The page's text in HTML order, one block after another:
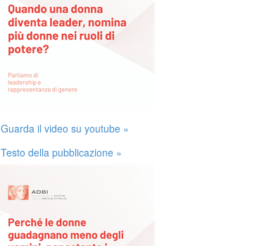
Guarda il video su youtube »
Testo della pubblicazione »